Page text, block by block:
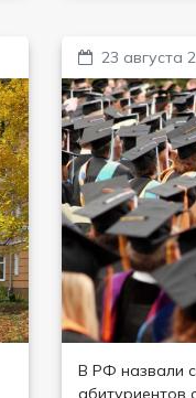
23 августа
В РФ назвали
абитуриентов